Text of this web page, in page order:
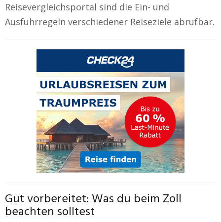
Reisevergleichsportal sind die Ein- und
Ausfuhrregeln verschiedener Reiseziele abrufbar.
Gut vorbereitet: Was du beim Zoll
beachten solltest